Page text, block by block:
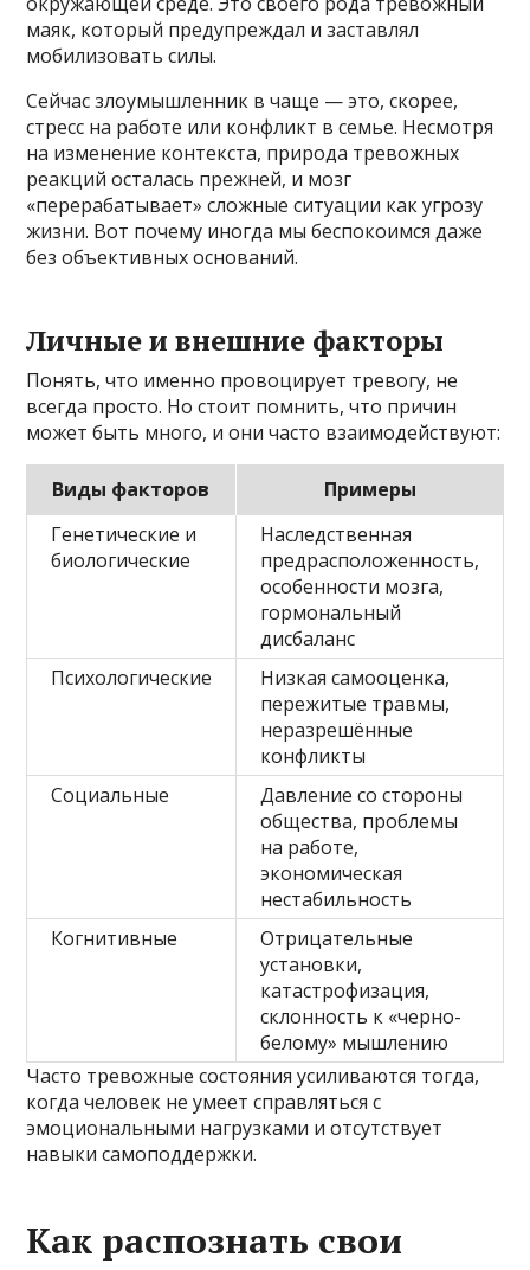
маяк, который предупреждал и заставлял
мобилизовать силы.
Сейчас злоумышленник в чаще — это, скорее,
стресс на работе или конфликт в семье. Несмотря
на изменение контекста, природа тревожных
реакций осталась прежней, и мозг
«перерабатывает» сложные ситуации как угрозу
жизни. Вот почему иногда мы беспокоимся даже
без объективных оснований.
Личные и внешние факторы
Понять, что именно провоцирует тревогу, не
всегда просто. Но стоит помнить, что причин
может быть много, и они часто взаимодействуют:
Виды факторов
Примеры
Генетические и
биологические
Наследственная
предрасположенность,
особенности мозга,
гормональный
дисбаланс
Психологические
Низкая самооценка,
пережитые травмы,
неразрешённые
конфликты
Социальные
Давление со стороны
общества, проблемы
на работе,
экономическая
нестабильность
Когнитивные
Отрицательные
установки,
катастрофизация,
склонность к «черно-
белому» мышлению
Часто тревожные состояния усиливаются тогда,
когда человек не умеет справляться с
эмоциональными нагрузками и отсутствует
навыки самоподдержки.
Как распознать свои